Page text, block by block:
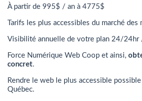
À partir de 995$ / an à 4775$
Tarifs les plus accessibles du marché des
Visibilité annuelle de votre plan 24/
Force Numérique Web Coop et ainsi,
concret.
Rendre le web le plus accessible
Québec.